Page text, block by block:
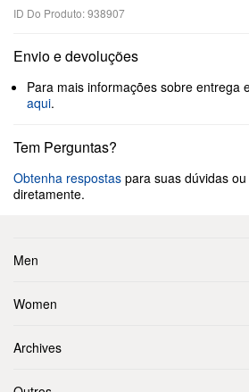
ID Do Produto: 938907
Envio e devoluções
Para mais informações sobre entrega
aqui.
Tem Perguntas?
Obtenha respostas para suas dúvidas
diretamente.
Men
Women
Archives